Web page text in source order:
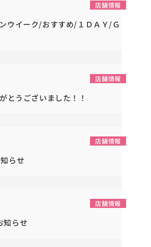
店舗情報
ウイーク/おすすめ/１ＤＡＹ/Ｇ
店舗情報
とうございました！！
店舗情報
らせ
店舗情報
知らせ